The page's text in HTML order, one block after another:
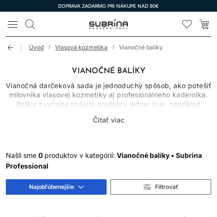
DOPRAVA ZADARMO PRI NÁKUPE NAD 80€
LOMAX
Úvod Vlasová kozmetika Vianočné balíky
VIANOČNÉ BALÍKY
Vianočná darčeková sada je jednoduchý spôsob, ako potešiť
milovníka vlasovej kozmetiky aj profesionálneho kaderníka.
Balíky zvyčajne spájajú produkty jednej línie, napríklad
starostlivosť. Výhodou je zladené použitie, darčekové
AKO VYBRAŤ SPRÁVNU
DARČEKOVÚ SADU
Riaďte sa typom vlasov a cieľom obdarovaného. Farbené
suché dĺžky kondicionačnú starostlivosť, jemné vlasy ľahké
Čítať viac
Našli sme 0 produktov v kategórií: Vianočné balíky • Subrina
Professional
Najobľúbenejšie Filtrovať